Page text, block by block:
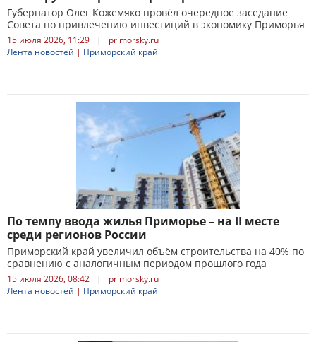
Губернатор Олег Кожемяко провёл очередное заседание
Совета по привлечению инвестиций в экономику Приморья
15 июля 2026, 11:29 |
primorsky.ru
Лента новостей | Приморский край
По темпу ввода жилья Приморье – на II месте
среди регионов России
Приморский край увеличил объём строительства на 40% по
сравнению с аналогичным периодом прошлого года
15 июля 2026, 08:42 |
primorsky.ru
Лента новостей | Приморский край